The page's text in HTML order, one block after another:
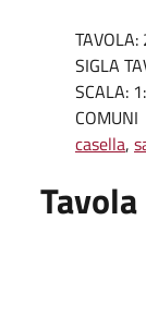
SIGLA
SCALA:
COMUNI
casella,
Tavola